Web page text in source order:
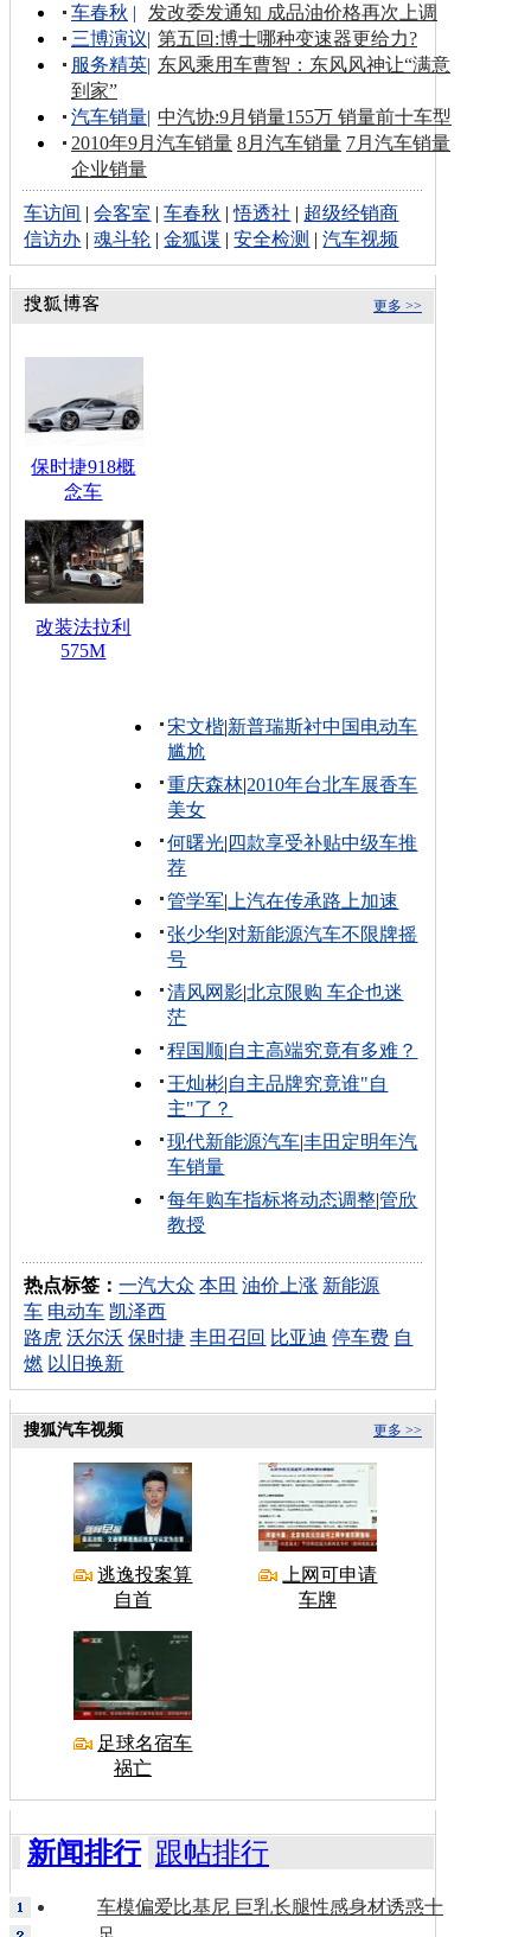
车春秋 |
发改委发通知 成品油价格再次上调
三博演议| 第五回:博士哪种变速器更给力?
服务精英| 东风乘用车曹智：东风风神让“满意
到家”
汽车销量| 中汽协:9月销量155万 销量前十车型
2010年9月汽车销量 8月汽车销量 7月汽车销量
企业销量
车访间 |会客室 |车春秋 |悟透社 | 超级经销商
信访办 |魂斗轮 |金狐谍 |安全检测 |汽车视频
更多 >>
保时捷918概
念车
改装法拉利
575M
宋文楷|新普瑞斯衬中国电动车
尴尬
重庆森林|2010年台北车展香车
美女
何曙光| 四款享受补贴中级车推
荐
管学军| 上汽在传承路上加速
张少华|对新能源汽车不限牌摇
号
清风网影|北京限购 车企也迷
茫
程国顺|自主高端究竟有多难？
王灿彬|自主品牌究竟谁"自
主"了？
现代新能源汽车|丰田定明年汽
车销量
每年购车指标将动态调整|管欣
教授
热点标签：一汽大众 本田 油价上涨 新能源
车 电动车 凯泽西
路虎 沃尔沃 保时捷 丰田召回 比亚迪 停车费 自
燃 以旧换新
更多 >>
搜狐汽车视频
逃逸投案算
自首
上网可申请
车牌
足球名宿车
祸亡
新闻排行 跟帖排行
车模偏爱比基尼 巨乳长腿性感身材诱惑十